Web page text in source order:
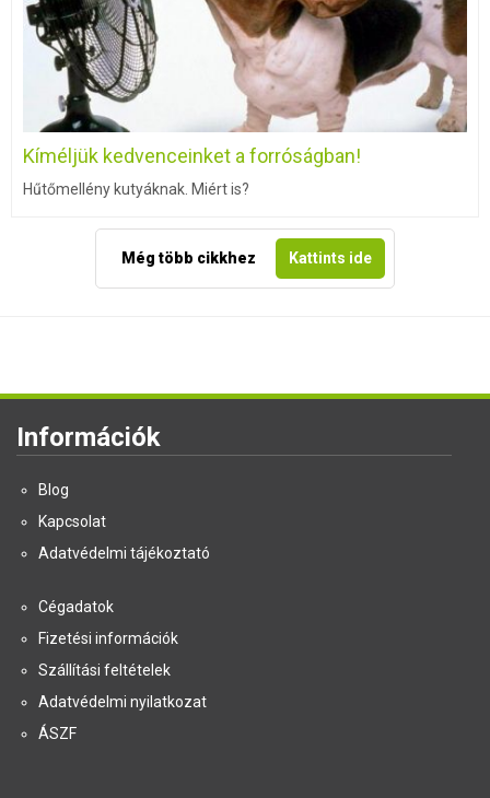
Kíméljük kedvenceinket a forróságban!
Hűtőmellény kutyáknak. Miért is?
Még több cikkhez Kattints ide
Információk
Blog
Kapcsolat
Adatvédelmi tájékoztató
Cégadatok
Fizetési információk
Szállítási feltételek
Adatvédelmi nyilatkozat
ÁSZF